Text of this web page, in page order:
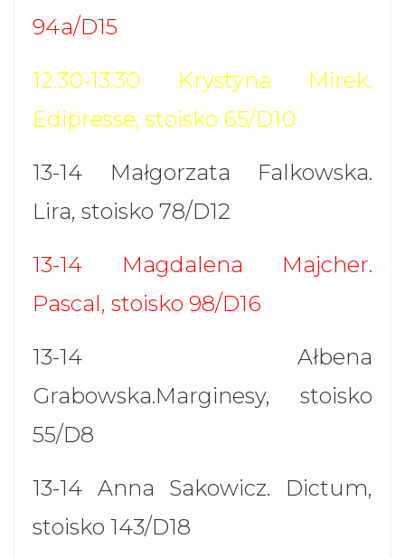
94a/D15
12.30-13.30 Krystyna Mirek.
Edipresse, stoisko 65/D10
13-14 Małgorzata Falkowska.
Lira, stoisko 78/D12
13-14 Magdalena Majcher.
Pascal, stoisko 98/D16
13-14 Ałbena
Grabowska.Marginesy, stoisko
55/D8
13-14 Anna Sakowicz. Dictum,
stoisko 143/D18